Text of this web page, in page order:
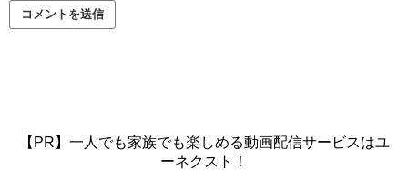
【PR】一人でも家族でも楽しめる動画配信サービスはユ
ーネクスト！